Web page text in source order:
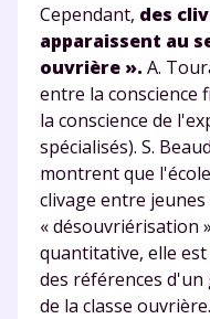
Cependant, des
apparaissent au
ouvrière ». A.
entre la conscience
la conscience de
spécialisés). S.
montrent que
clivage entre jeunes
« désouvriérisation
quantitative, elle
des références
de la classe ouvrière.